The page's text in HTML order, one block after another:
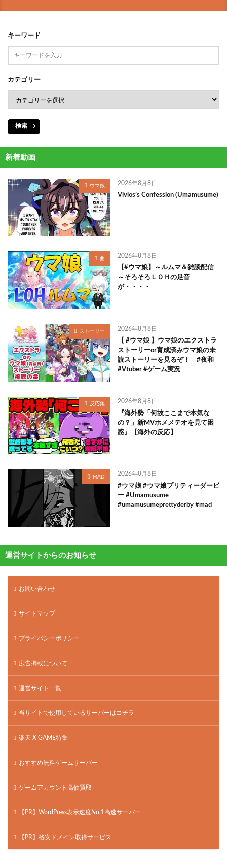
キーワード
カテゴリー
検索
新着動画
ウマ娘 2026年8月8日
Vivlos’s Confession (Umamusume)
曲 2026年8月8日
【#ウマ娘】～ルムマ＆雑談配信
～そろそろＬＯＨの足音
が・・・・
ストーリー 2026年8月8日
【 #ウマ娘 】ウマ娘のエクストラ
ストーリーor育成済みウマ娘の未
読ストーリーを見るぞ！ #夜和
#Vtuber #ゲーム実況
反応集 2026年8月8日
『海外勢「何故ここまで本気な
の？」新MVホメメテオを見て困
惑』【海外の反応】
MAD 2026年8月8日
#ウマ娘 #ウマ娘プリティーダービ
ー #Umamusume
#umamusumeprettyderby #mad
運営サイトからのお知らせ
お問い合わせ
サイトマップ
プライバシーポリシー
広告掲載について
運営サイト一覧
当サイトで使用しているサーバーはコチラ
楽天 X GAME特集
おすすめ無料ゲームサーバー
ゲームアカウント高価買取
【PR】WordPress表示速度No.1高速サーバー
【PR】格安ドメイン取得サービス